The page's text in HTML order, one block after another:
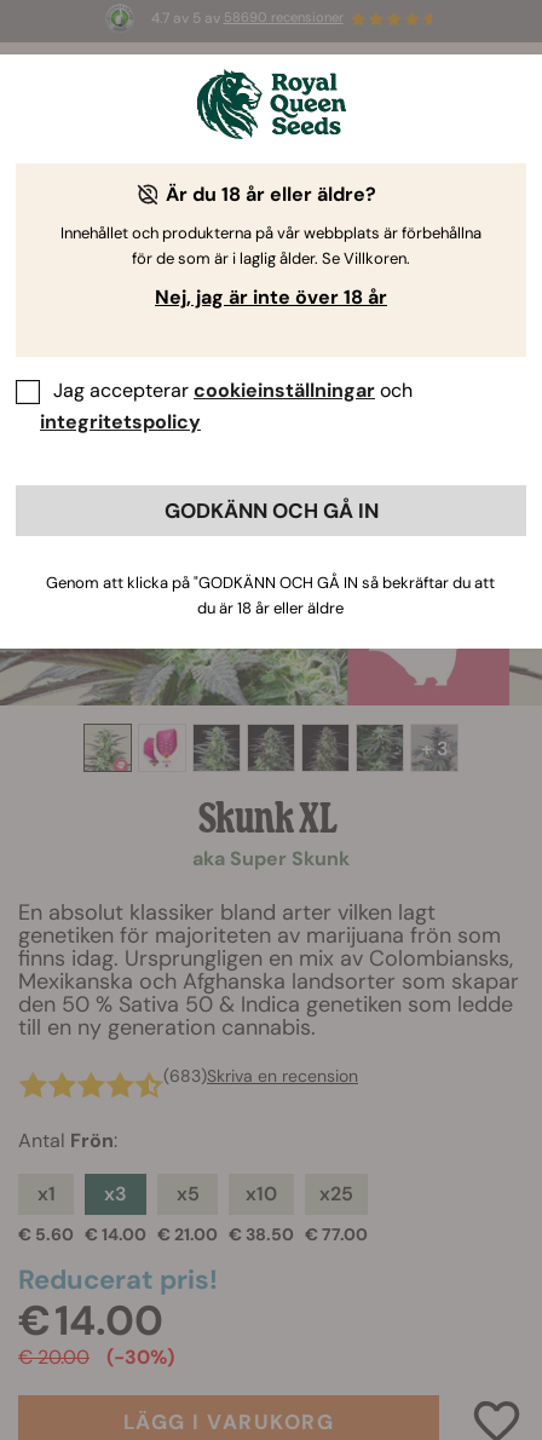
4.7 av 5 av 58690 recensioner
3 White Widow Auto-frönGRATIS för de
+ 3
Skunk XL
aka Super Skunk
En absolut klassiker bland arter vilken lagt
genetiken för majoriteten av marijuana frön som
finns idag. Ursprungligen en mix av Colombiansks,
Mexikanska och Afghanska landsorter som skapar
den 50 % Sativa 50 & Indica genetiken som ledde
till en ny generation cannabis.
(683)Skriva en recension
Antal Frön:
x1
€ 5.60
x3
€ 14.00
x5
€ 21.00
x10
€ 38.50
x25
€ 77.00
Reducerat pris!
€ 14.00
€ 20.00 (-30%)
LÄGG I VARUKORG
Är du 18 år eller äldre?
Innehållet och produkterna på vår webbplats är förbehållna
för de som är i laglig ålder. Se Villkoren.
Nej, jag är inte över 18 år
Jag accepterarcookieinställningaroch
integritetspolicy
GODKÄNN OCH GÅ IN
Genom att klicka på "GODKÄNN OCH GÅ IN så bekräftar du att
du är 18 år eller äldre